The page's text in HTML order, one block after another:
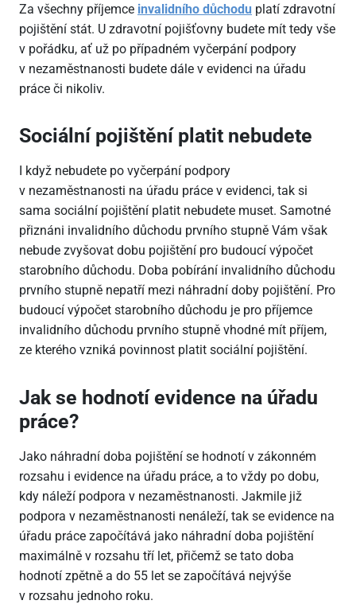
Za všechny příjemce invalidního důchodu platí zdravotní
pojištění stát. U zdravotní pojišťovny budete mít tedy vše
v pořádku, ať už po případném vyčerpání podpory
v nezaměstnanosti budete dále v evidenci na úřadu
práce či nikoliv.
Sociální pojištění platit nebudete
I když nebudete po vyčerpání podpory
v nezaměstnanosti na úřadu práce v evidenci, tak si
sama sociální pojištění platit nebudete muset. Samotné
přiznáni invalidního důchodu prvního stupně Vám však
nebude zvyšovat dobu pojištění pro budoucí výpočet
starobního důchodu. Doba pobírání invalidního důchodu
prvního stupně nepatří mezi náhradní doby pojištění. Pro
budoucí výpočet starobního důchodu je pro příjemce
invalidního důchodu prvního stupně vhodné mít příjem,
ze kterého vzniká povinnost platit sociální pojištění.
Jak se hodnotí evidence na úřadu
práce?
Jako náhradní doba pojištění se hodnotí v zákonném
rozsahu i evidence na úřadu práce, a to vždy po dobu,
kdy náleží podpora v nezaměstnanosti. Jakmile již
podpora v nezaměstnanosti nenáleží, tak se evidence na
úřadu práce započítává jako náhradní doba pojištění
maximálně v rozsahu tří let, přičemž se tato doba
hodnotí zpětně a do 55 let se započítává nejvýše
v rozsahu jednoho roku.